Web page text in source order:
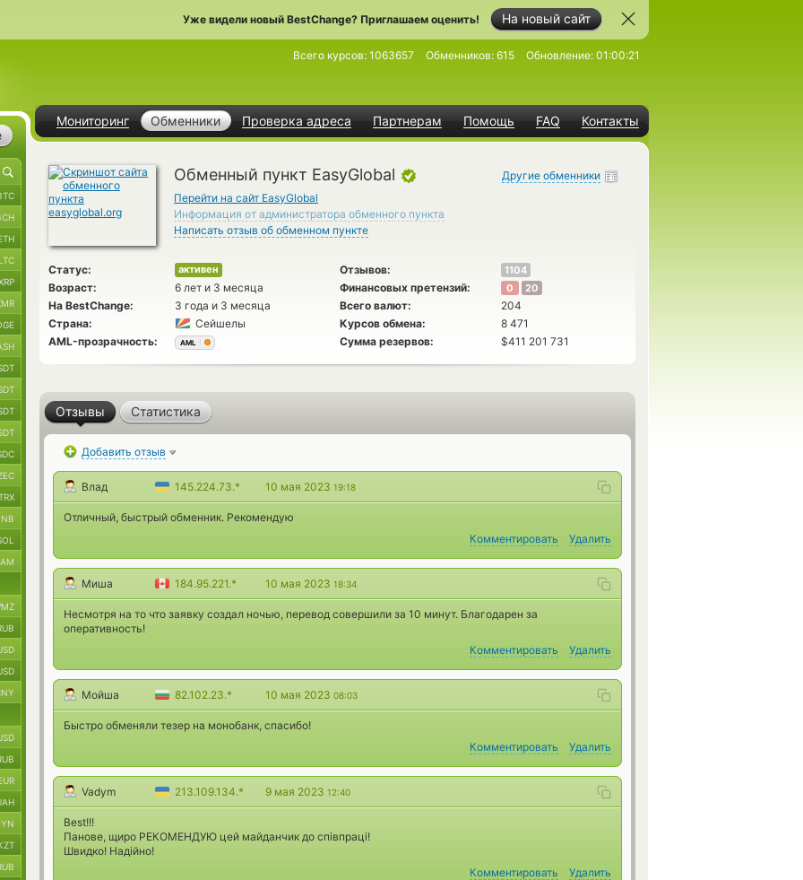
На новый сайт
Уже видели новый BestChange? Приглашаем оценить!
Мониторинг Обменники Проверка адреса Партнерам Помощь FAQ Контакты
Всего курсов: 1063657 Обменников: 615 Обновление: 01:00:21
Обменный пункт EasyGlobal
Перейти на сайт EasyGlobal
Информация от администратора обменного пункта
Написать отзыв об обменном пункте
Другие обменники
Статус: активен Отзывов: 1104
Возраст: 6 лет и 3 месяца Финансовых претензий: 0 20
На BestChange: 3 года и 3 месяца Всего валют:
204
Страна:
Сейшелы Курсов обмена:
8 471
AML-прозрачность:
AML Сумма резервов: $411 201 731
Отзывы Статистика
Добавить отзыв
Влад 145.224.73.* 10 мая 2023 19:18
Отличный, быстрый обменник. Рекомендую
Комментировать
Удалить
Миша 184.95.221.* 10 мая 2023 18:34
Несмотря на то что заявку создал ночью, перевод совершили за 10 минут. Благодарен за
оперативность!
Комментировать
Удалить
Мойша 82.102.23.* 10 мая 2023 08:03
Быстро обменяли тезер на монобанк, спасибо!
Комментировать
Удалить
Vadym 213.109.134.* 9 мая 2023 12:40
Best!!!
Панове, щиро РЕКОМЕНДУЮ цей майданчик до співпраці!
Швидко! Надійно!
Комментировать
Удалить